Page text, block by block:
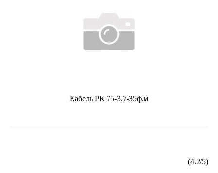
Кабель РК 75-3,7-35ф,м
(4.2/5)